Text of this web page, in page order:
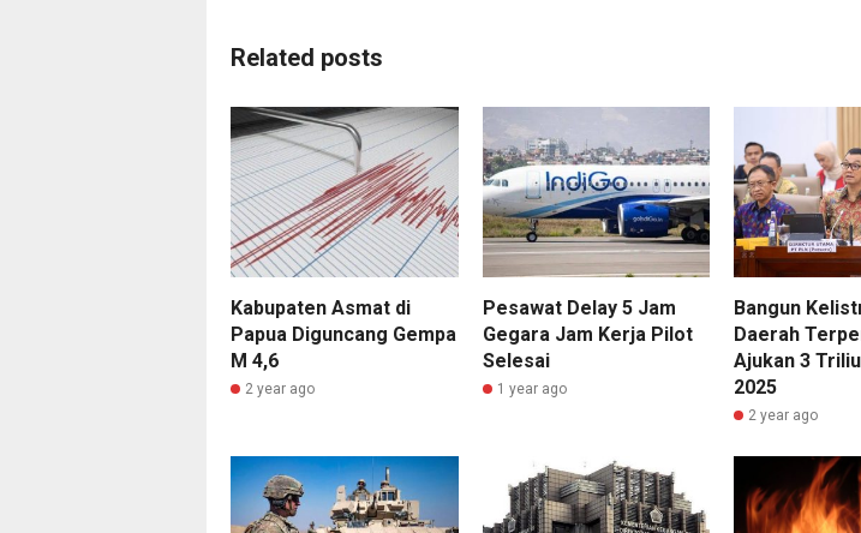
Related posts
Kabupaten Asmat di
Papua Diguncang Gempa
M 4,6
2 year ago
Pesawat Delay 5 Jam
Gegara Jam Kerja Pilot
Selesai
1 year ago
Bangun
Daerah
Ajukan 3
2025
2 year ago